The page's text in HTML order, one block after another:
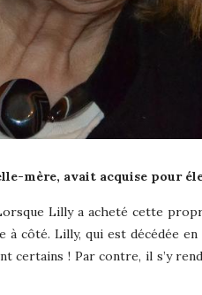
mère, avait acquise pour
Lilly a acheté cette
côté. Lilly, qui est décédée en
certains ! Par contre, il s’y